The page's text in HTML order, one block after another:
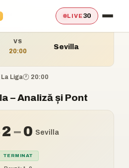
LIVE30
VS
20:00
Sevilla
Liga🕐 20:00
– Analiză și Pont
2 –0 Sevilla
TERMINAT